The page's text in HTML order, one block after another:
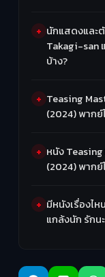
นักแสดงและ
Takagi-san
บ้าง?
Teasing
(2024) พากย์
หนัง
(2024) พากย์
มีหนังเรื่องไ
แกล้งนัก รักน